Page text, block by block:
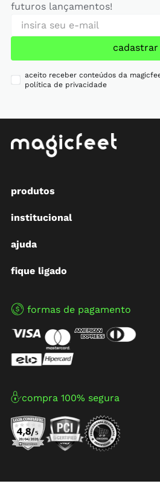
futuros lançamentos!
cadastrar
aceito receber conteúdos da
política de privacidade
produtos
institucional
ajuda
fique ligado
formas de pagamento
compra 100% segura